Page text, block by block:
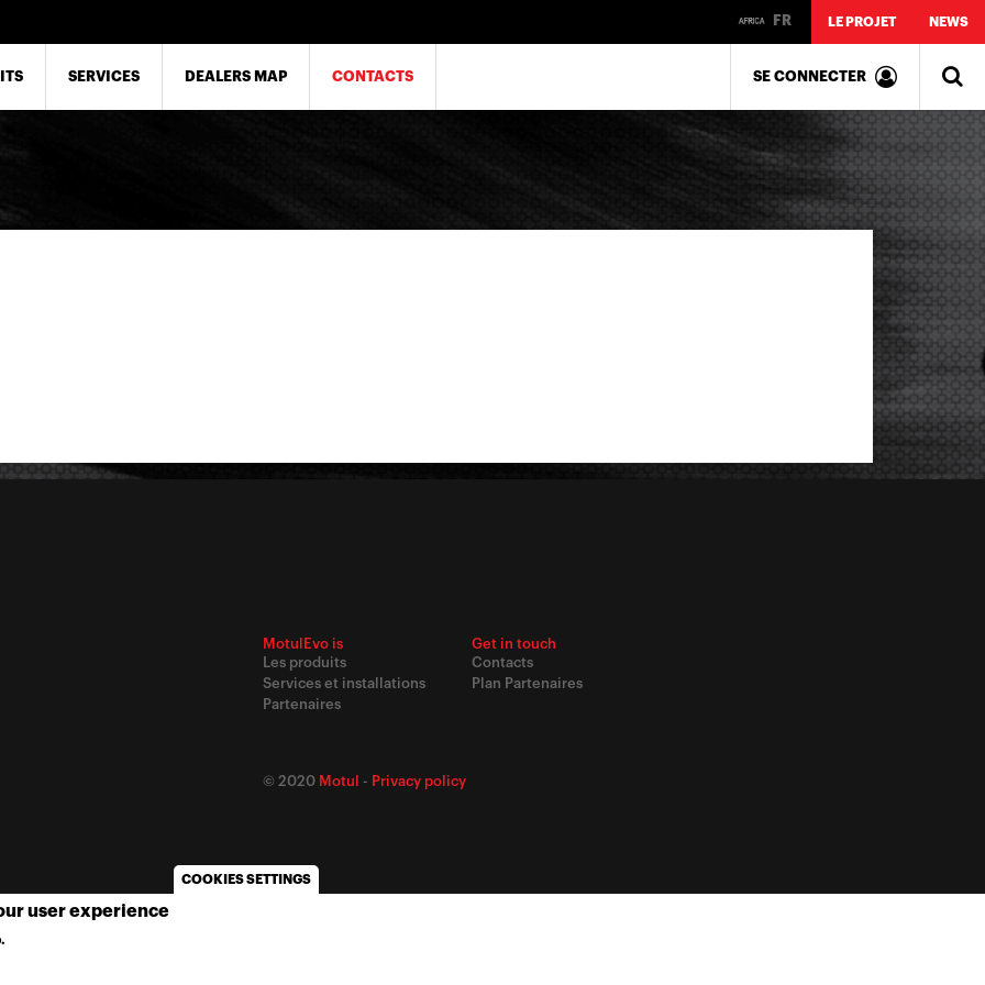
SERVICES DEALERS MAP CONTACTS
FR LE PROJET NEWS
SE CONNECTER
MotulEvo is
Les produits
Services et installations
Partenaires
Get in touch
Contacts
Plan Partenaires
© 2020 Motul - Privacy policy
COOKIES SETTINGS
user experience